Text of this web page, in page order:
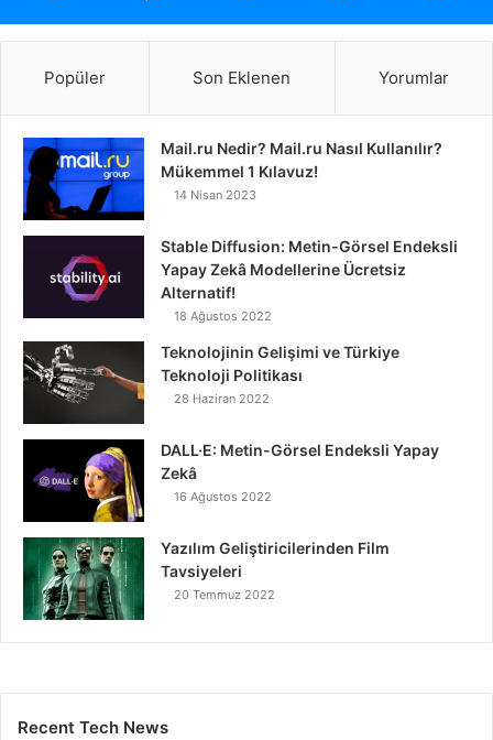
Popüler Son Eklenen Yorumlar
Mail.ru Nedir? Mail.ru Nasıl Kullanılır?
Mükemmel 1 Kılavuz!
14 Nisan 2023
Stable Diffusion: Metin-Görsel Endeksli
Yapay Zekâ Modellerine Ücretsiz
Alternatif!
18 Ağustos 2022
Teknolojinin Gelişimi ve Türkiye
Teknoloji Politikası
28 Haziran 2022
DALL·E: Metin-Görsel Endeksli Yapay
Zekâ
16 Ağustos 2022
Yazılım Geliştiricilerinden Film
Tavsiyeleri
20 Temmuz 2022
Recent Tech News